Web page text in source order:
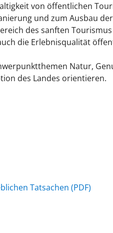
von öffentlichen
und zum Ausbau
des sanften
die Erlebnisqualität
Natur,
des Landes orientieren.
Tatsachen (PDF)